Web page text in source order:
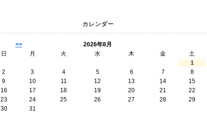
カレンダー
<<
2026年8月
日
月 火 水 木 金
土
1
2
3 4 5 6 7
8
9
10 11 12 13 14
15
16
17 18 19 20 21
22
23
24 25 26 27 28
29
30
31